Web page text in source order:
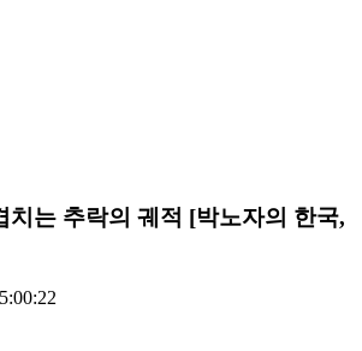
치는 추락의 궤적 [박노자의 한국,